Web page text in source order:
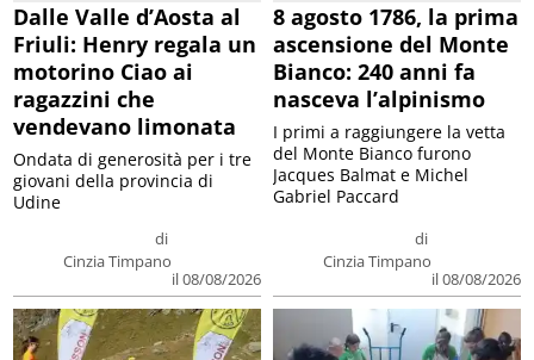
Dalle Valle d’Aosta al
Friuli: Henry regala un
motorino Ciao ai
ragazzini che
vendevano limonata
di
Cinzia Timpano
il 08/08/2026
Ondata di generosità per i tre
giovani della provincia di
Udine
8 agosto 1786, la prima
ascensione del Monte
Bianco: 240 anni fa
nasceva l’alpinismo
di
Cinzia Timpano
il 08/08/2026
I primi a raggiungere la vetta
del Monte Bianco furono
Jacques Balmat e Michel
Gabriel Paccard